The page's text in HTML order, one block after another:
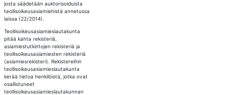
josta säädetään auktorisoiduista
teollisoikeusasiamiehistä annetussa
laissa (22/2014).
Teollisoikeusasiamieslautakunta
pitää kahta rekisteriä,
asiamiestutkintojen rekisteriä ja
teollisoikeusasiamiesten rekisteriä
(asiamiesrekisteri). Rekistereihin
teollisoikeusasiamieslautakunta
kerää tietoa henkilöistä, jotka ovat
osallistuneet
teollisoikeusasiamieslautakunnan